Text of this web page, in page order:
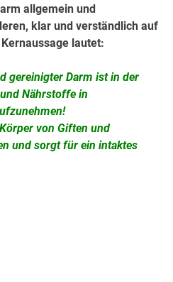
allgemein und
klar und verständlich auf
lautet:
gereinigter Darm ist in der
Nährstoffe in
von Giften und
und sorgt für ein intaktes